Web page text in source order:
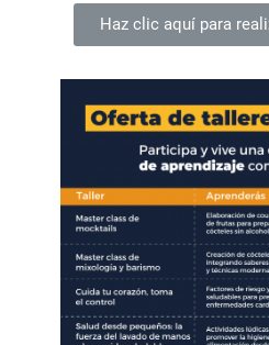
Haz clic aquí para